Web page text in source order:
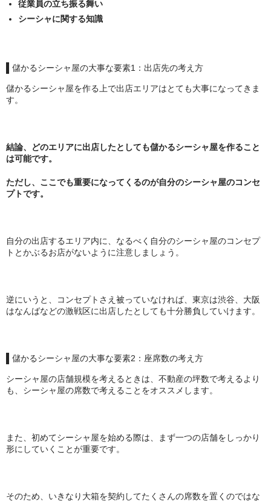
従業員の立ち振る舞い
シーシャに関する知識
儲かるシーシャ屋の大事な要素1：出店先の考え方
儲かるシーシャ屋を作る上で出店エリアはとても大事になってきま
す。
結論、どのエリアに出店したとしても儲かるシーシャ屋を作ること
は可能です。
ただし、ここでも重要になってくるのが自分のシーシャ屋のコンセ
プトです。
自分の出店するエリア内に、なるべく自分のシーシャ屋のコンセプ
トとかぶるお店がないように注意しましょう。
逆にいうと、コンセプトさえ被っていなければ、東京は渋谷、大阪
はなんばなどの激戦区に出店したとしても十分勝負していけます。
儲かるシーシャ屋の大事な要素2：座席数の考え方
シーシャ屋の店舗規模を考えるときは、不動産の坪数で考えるより
も、シーシャ屋の席数で考えることをオススメします。
また、初めてシーシャ屋を始める際は、まず一つの店舗をしっかり
形にしていくことが重要です。
そのため、いきなり大箱を契約してたくさんの席数を置くのではな